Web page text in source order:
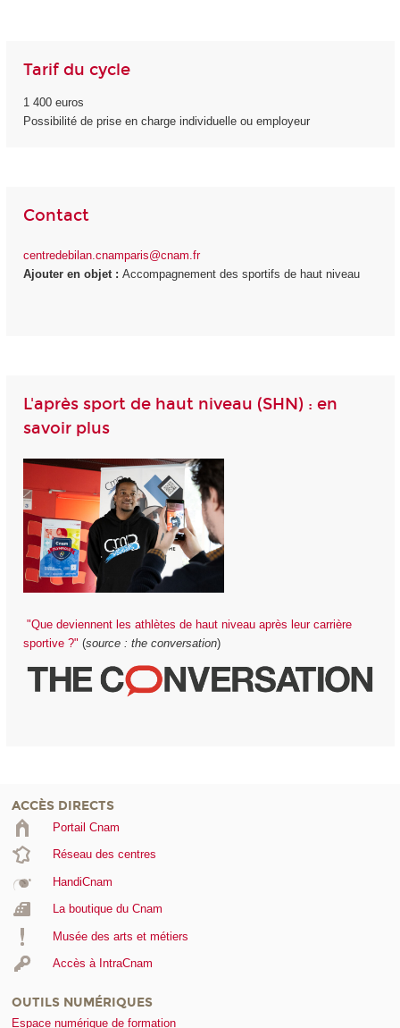
Tarif du cycle
1 400 euros
Possibilité de prise en charge individuelle ou employeur
Contact
centredebilan.cnamparis@cnam.fr
Ajouter en objet : Accompagnement des sportifs de haut niveau
L'après sport de haut niveau (SHN) : en
savoir plus
"Que deviennent les athlètes de haut niveau après leur carrière
sportive ?" (source : the conversation)
ACCÈS DIRECTS
Portail Cnam
Réseau des centres
HandiCnam
La boutique du Cnam
Musée des arts et métiers
Accès à IntraCnam
OUTILS NUMÉRIQUES
Espace numérique de formation